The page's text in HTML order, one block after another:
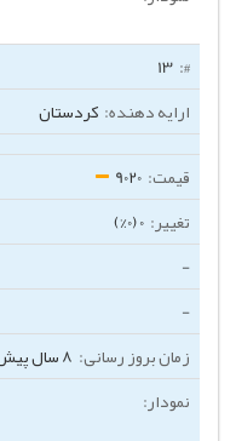
13
کردستان
9020
0 (0%)
-
-
8 سال پیش